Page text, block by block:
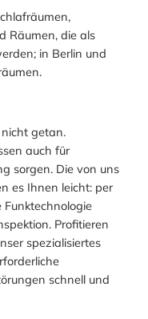
Räumen, die als
in Berlin und
getan.
auch für
sorgen. Die von uns
es Ihnen leicht: per
Funktechnologie
Profitieren
spezialisiertes
schnell und